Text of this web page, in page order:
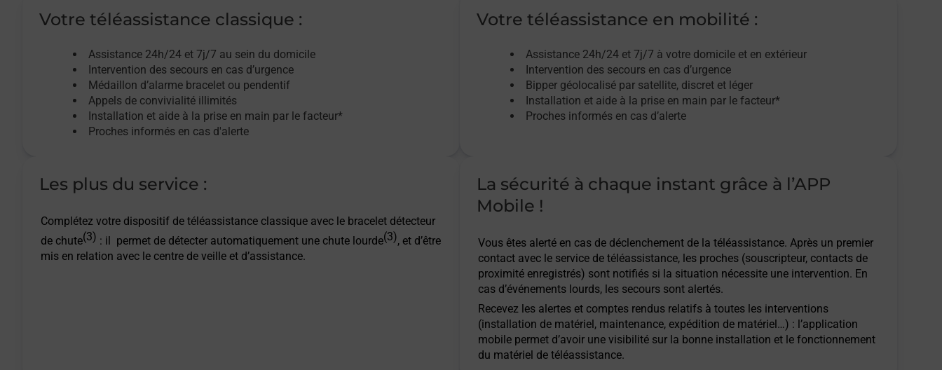
Votre téléassistance classique :
Assistance 24h/24 et 7j/7 au sein du domicile
Intervention des secours en cas d’urgence
Médaillon d’alarme bracelet ou pendentif
Appels de convivialité illimités
Installation et aide à la prise en main par le facteur*
Proches informés en cas d'alerte
Votre téléassistance en mobilité :
Assistance 24h/24 et 7j/7 à votre domicile et en extérieur
Intervention des secours en cas d’urgence
Bipper géolocalisé par satellite, discret et léger
Installation et aide à la prise en main par le facteur*
Proches informés en cas d’alerte
Les plus du service :
Complétez votre dispositif de téléassistance classique avec le bracelet détecteur
de chute(3) : il permet de détecter automatiquement une chute lourde(3), et d’être
mis en relation avec le centre de veille et d’assistance.
La sécurité à chaque instant grâce à l’APP
Mobile !
Vous êtes alerté en cas de déclenchement de la téléassistance. Après un premier
contact avec le service de téléassistance, les proches (souscripteur, contacts de
proximité enregistrés) sont notifiés si la situation nécessite une intervention. En
cas d’événements lourds, les secours sont alertés.
Recevez les alertes et comptes rendus relatifs à toutes les interventions
(installation de matériel, maintenance, expédition de matériel…) : l’application
mobile permet d’avoir une visibilité sur la bonne installation et le fonctionnement
du matériel de téléassistance.